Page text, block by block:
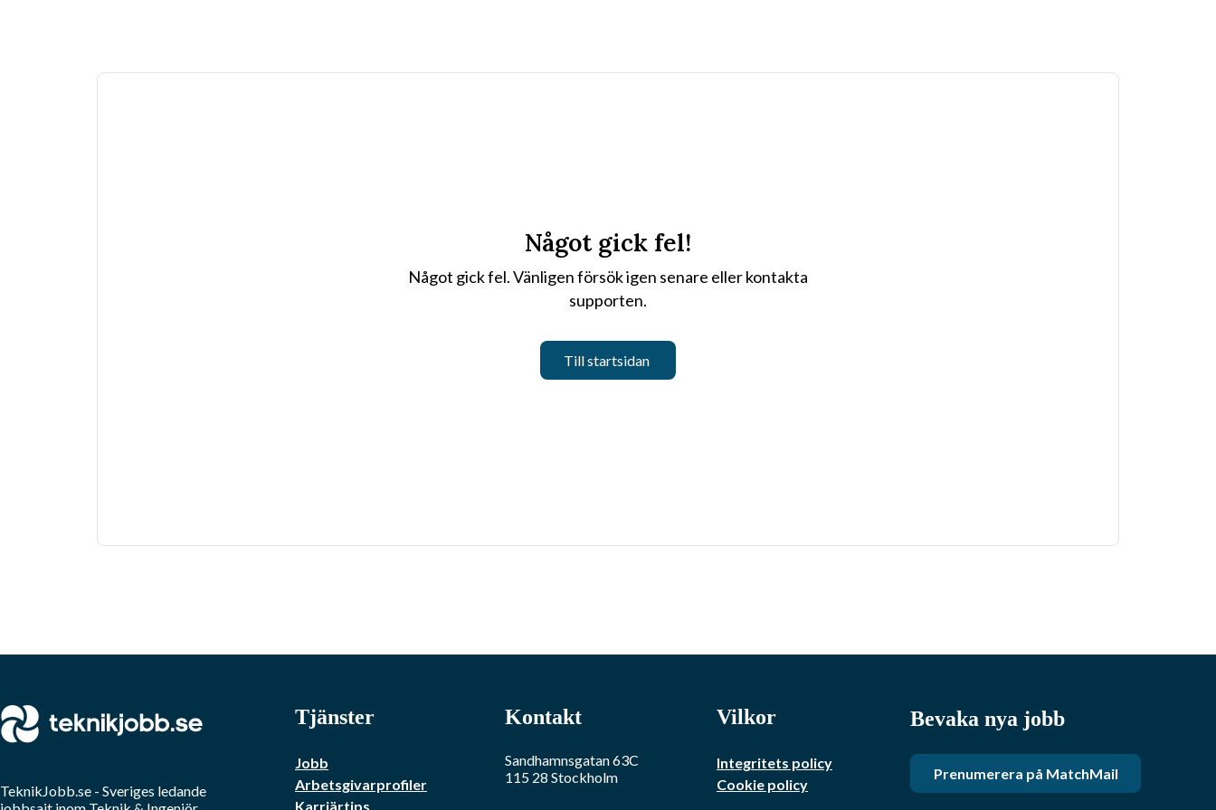
Något gick fel!
Något gick fel. Vänligen försök igen senare eller kontakta
supporten.
Till startsidan
TeknikJobb.se - Sveriges ledande
Tjänster
Jobb
Arbetsgivarprofiler
Karriärtips
Kontakt
Sandhamnsgatan 63C
115 28 Stockholm
Vilkor
Integritets policy
Cookie policy
Bevaka nya jobb
Prenumerera på MatchMail